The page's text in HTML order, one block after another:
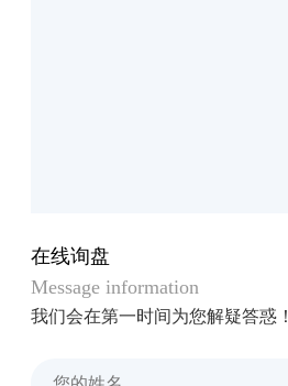
在线询盘
Message information
我们会在第一时间为您解疑答惑！